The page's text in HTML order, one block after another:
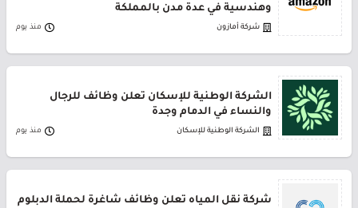
وهندسية في عدة مدن بالمملكة
شركة أمازون منذ يوم
الشركة الوطنية للإسكان تعلن وظائف للرجال
والنساء في الدمام وجدة
الشركة الوطنية للإسكان منذ يوم
شركة نقل المياه تعلن وظائف شاغرة لحملة الدبلوم